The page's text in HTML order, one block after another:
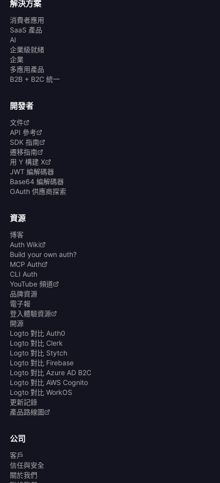
解決方案
消費者應用
SaaS 產品
AI
企業級就緒
企業
多應用產品
B2B + B2C 統一
開發者
文件
API 參考
SDK 指南
遷移指南
用 Y 構建 X
JWT 編解碼器
Base64 編解碼器
OAuth 供應商探索
資源
博客
Auth Wiki
Build your own auth?
MCP Auth
CLI Auth
YouTube 頻道
品牌資源
電子報
登入體驗資源
開源
Logto 對比 Auth0
Logto 對比 Clerk
Logto 對比 Stytch
Logto 對比 Firebase
Logto 對比 Azure AD B2C
Logto 對比 AWS Cognito
Logto 對比 WorkOS
更新記錄
產品路線圖
公司
客戶
信任與安全
關於我們